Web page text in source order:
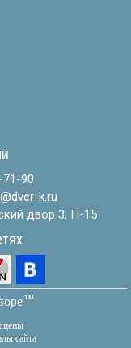
71-90
k.ru
двор 3, П-15
тм
сайта